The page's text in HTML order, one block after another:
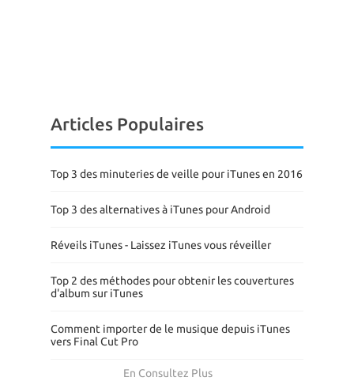
Articles Populaires
Top 3 des minuteries de veille pour iTunes en 2016
Top 3 des alternatives à iTunes pour Android
Réveils iTunes - Laissez iTunes vous réveiller
Top 2 des méthodes pour obtenir les couvertures
d'album sur iTunes
Comment importer de le musique depuis iTunes
vers Final Cut Pro
En Consultez Plus